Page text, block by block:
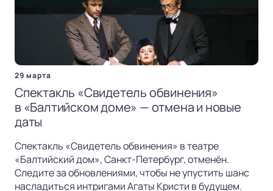
29 марта
Спектакль «Свидетель обвинения»
в «Балтийском доме» — отмена и новые
даты
Спектакль «Свидетель обвинения» в театре
«Балтийский дом», Санкт-Петербург, отменён.
Следите за обновлениями, чтобы не упустить шанс
насладиться интригами Агаты Кристи в будущем.